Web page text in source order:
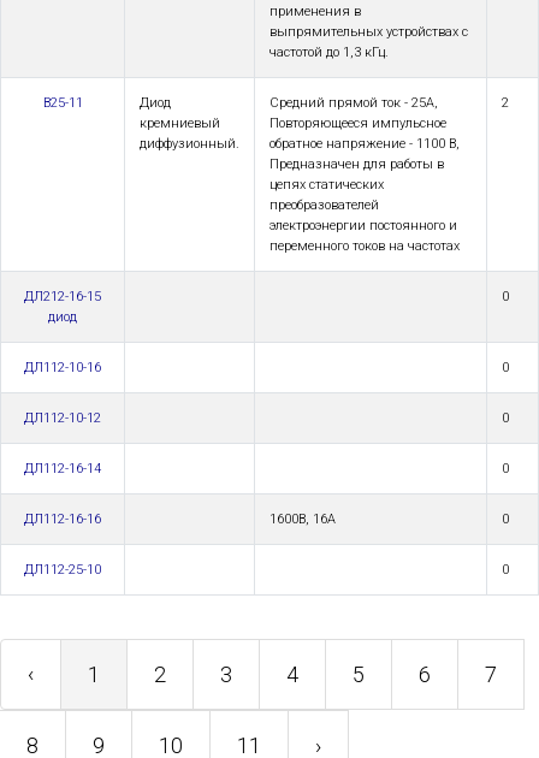
применения в
выпрямительных устройствах с
частотой до 1,3 кГц.
В25-11
Диод
кремниевый
диффузионный.
Средний прямой ток - 25А,
Повторяющееся импульсное
обратное напряжение - 1100 В,
Предназначен для работы в
цепях статических
преобразователей
электроэнергии постоянного и
переменного токов на частотах
2
ДЛ212-16-15
диод
0
ДЛ112-10-16 0
ДЛ112-10-12 0
ДЛ112-16-14 0
ДЛ112-16-16 1600В, 16А 0
ДЛ112-25-10 0
‹ 1 2 3 4 5 6 7
8 9 10 11 ›